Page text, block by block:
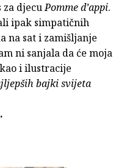
za djecuPomme d’appi.
ipak simpatičnih
na sat i zamišljanje
ni sanjala da će moja
i ilustracije
bajki svijeta